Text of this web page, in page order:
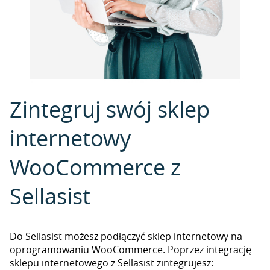
Zintegruj swój sklep
internetowy
WooCommerce z
Sellasist
Do Sellasist możesz podłączyć sklep internetowy na
oprogramowaniu WooCommerce. Poprzez integrację
sklepu internetowego z Sellasist zintegrujesz: